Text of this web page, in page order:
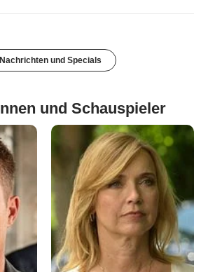
und Specials
und Schauspieler